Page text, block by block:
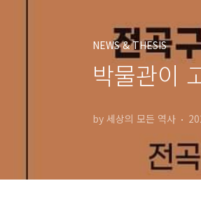
NEWS & THESIS
박물관이
by 세상의 모든 역사